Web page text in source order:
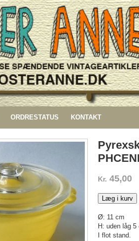
ORDRESTATUS KONTAKT
Kr. 45,00
Læg i kurv
Ø: 11 cm
H: uden låg 5
I flot stand.